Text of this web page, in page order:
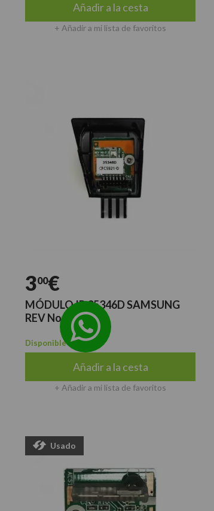
Añadir a la cesta
+ Añadir a mi lista de favoritos
300€
MÓDULO IR 35346D SAMSUNG
REV No:2.2
Disponible
Añadir a la cesta
+ Añadir a mi lista de favoritos
Usado